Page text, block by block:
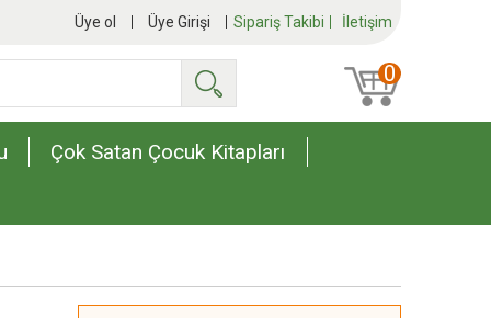
Sipariş Takibi İletişim
Üye ol Üye Girişi
0
Çok Satan Çocuk Kitapları